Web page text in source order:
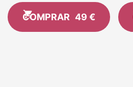
COMPRAR 49 €